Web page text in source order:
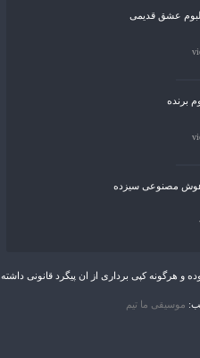
عشق قدیمی
برنده
مصنوعی سیزده
هرگونه کپی برداری از ان پیگرد قانونی داشته.
موسیقی ما تیم